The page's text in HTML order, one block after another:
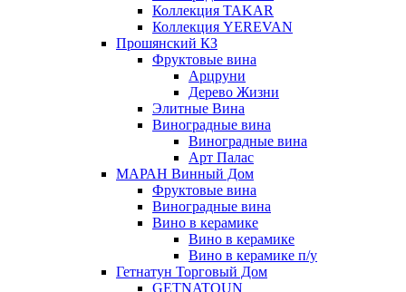
Коллекция TAKAR
Коллекция YEREVAN
Прошянский КЗ
Фруктовые вина
Арцруни
Дерево Жизни
Элитные Вина
Виноградные вина
Виноградные вина
Арт Палас
МАРАН Винный Дом
Фруктовые вина
Виноградные вина
Вино в керамике
Вино в керамике
Вино в керамике п/у
Гетнатун Торговый Дом
GETNATOUN